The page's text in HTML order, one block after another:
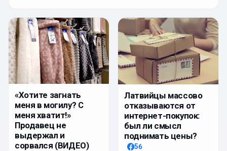
«Хотите загнать
меня в могилу? С
меня хватит!»
Продавец не
выдержал и
сорвался (ВИДЕО)
Латвийцы массово
отказываются от
интернет-покупок:
был ли смысл
поднимать цены?
56